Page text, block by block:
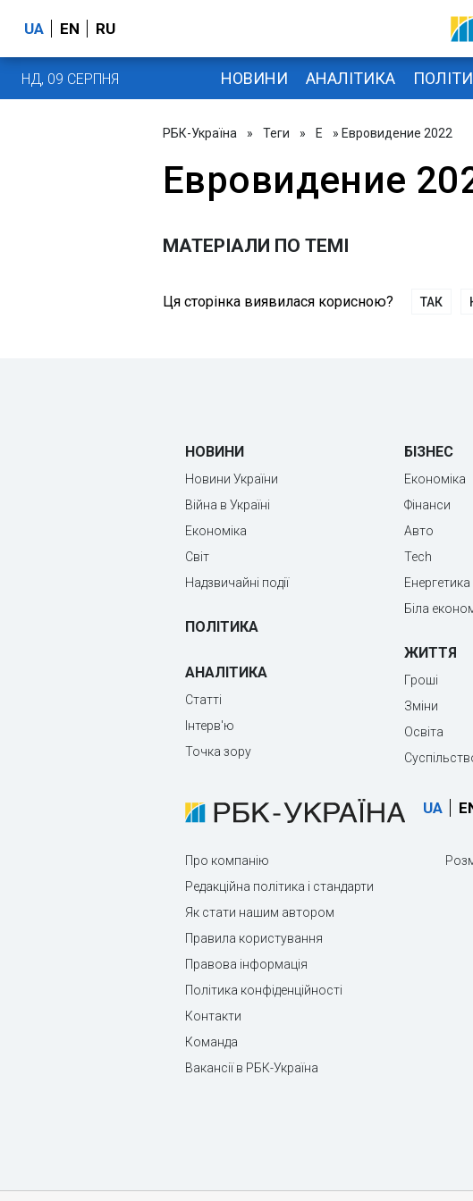
UA EN RU
НД, 09 СЕРПНЯ НОВИНИ АНАЛІТИКА
РБК-Україна » Теги » Е » Евровидение 2022
Евровидение
МАТЕРІАЛИ ПО ТЕМІ
Ця сторінка виявилася корисною? ТАК
НОВИНИ
Новини України
Війна в Україні
Економіка
Світ
Надзвичайні події
ПОЛІТИКА
АНАЛІТИКА
Статті
Інтерв'ю
Точка зору
БІЗНЕС
Економіка
Фінанси
Авто
Tech
Енергетика
Біла
ЖИТТЯ
Гроші
Зміни
Освіта
UA
Про компанію
Редакційна політика і стандарти
Як стати нашим автором
Правила користування
Правова інформація
Політика конфіденційності
Контакти
Команда
Вакансії в РБК-Україна